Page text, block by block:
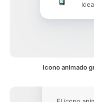
Icono animado